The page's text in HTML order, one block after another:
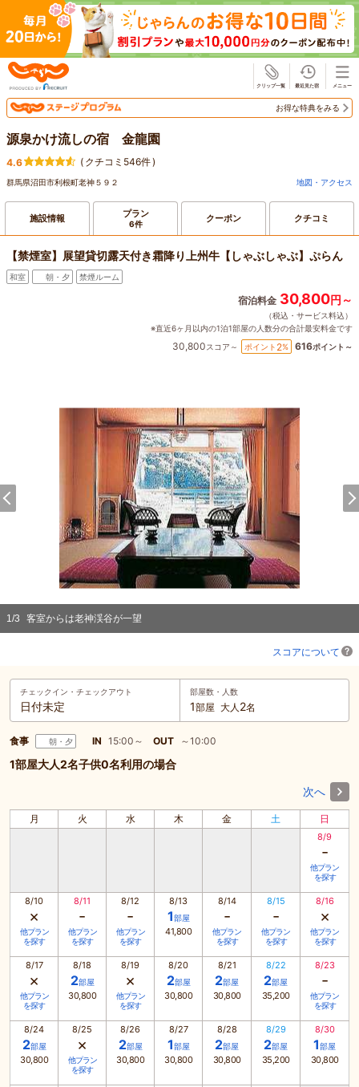
お得な特典をみる
源泉かけ流しの宿 金龍園
4.6 ( クチコミ546件)
群馬県沼田市利根町老神５９２ 地図・アクセス
施設情報 プラン
6件 クーポン クチコミ
【禁煙室】展望貸切露天付き霜降り上州牛【しゃぶしゃぶ】ぷらん
和室 朝・夕 禁煙ルーム
宿泊料金 30,800円～
（税込・サービス料込）
※直近6ヶ月以内の1泊1部屋の人数分の合計最安料金です
30,800スコア～ ポイント 2% 616ポイント～
1/3 客室からは老神渓谷が一望
スコアについて
チェックイン・ チェックアウト
日付未定
部屋数・人数
1部屋 大人 2名
食事 朝・夕 IN 15:00～ OUT ～10:00
1部屋大人2名子供0名利用の場合
次へ
月 火 水 木 金 土 日
8/9
-
他プラン
を探す
8/10
×
他プラン
を探す
8/11
-
他プラン
を探す
8/12
-
他プラン
を探す
8/13
1部屋
41,800
8/14
-
他プラン
を探す
8/15
-
他プラン
を探す
8/16
×
他プラン
を探す
8/17
×
他プラン
を探す
8/18
2部屋
30,800
8/19
×
他プラン
を探す
8/20
2部屋
30,800
8/21
2部屋
30,800
8/22
2部屋
35,200
8/23
-
他プラン
を探す
8/24
2部屋
30,800
8/25
×
他プラン
を探す
8/26
2部屋
30,800
8/27
1部屋
30,800
8/28
2部屋
30,800
8/29
2部屋
35,200
8/30
1部屋
30,800